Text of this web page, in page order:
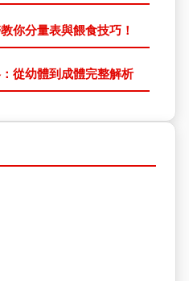
你分量表與餵食技巧！
從幼體到成體完整解析